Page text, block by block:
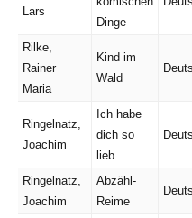
Lars
Dinge
Rilke,
Rainer
Maria
Kind im
Wald
Ringelnatz,
Joachim
Ich habe
dich so
lieb
Ringelnatz,
Joachim
Abzähl-
Reime